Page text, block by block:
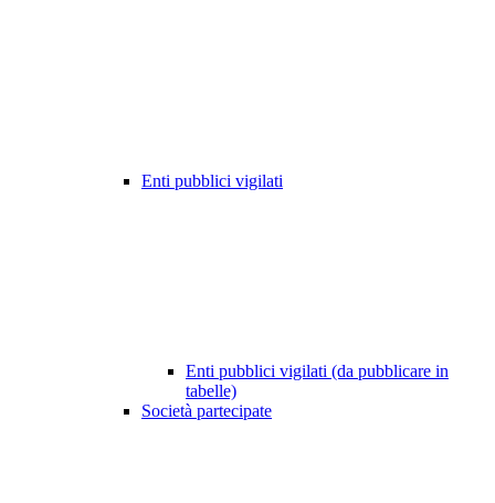
Enti pubblici vigilati
Enti pubblici vigilati (da pubblicare in
tabelle)
Società partecipate